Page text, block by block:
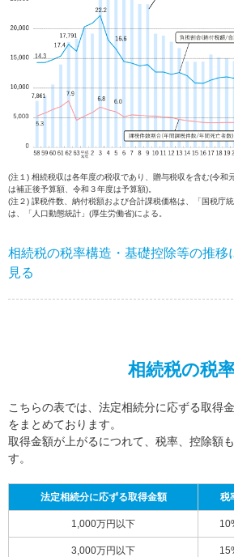
(注１) 相続税収は各年度の税収であり、贈与税収を含む(令和
は補正後予算額、令和３年度は予算額)。
(注２) 課税件数、納付税額および合計課税価格は、「国税庁
は、「人口動態統計」(厚生労働省)による。
相続税の税率構造・基礎控除等の推移
見る
相続税の税
こちらの表では、法定相続分に応ずる取得
をまとめております。
取得金額が上がるにつれて、税率、控除額
す。
法定相続分に応ずる取得金額 税
1,000万円以下
3,000万円以下